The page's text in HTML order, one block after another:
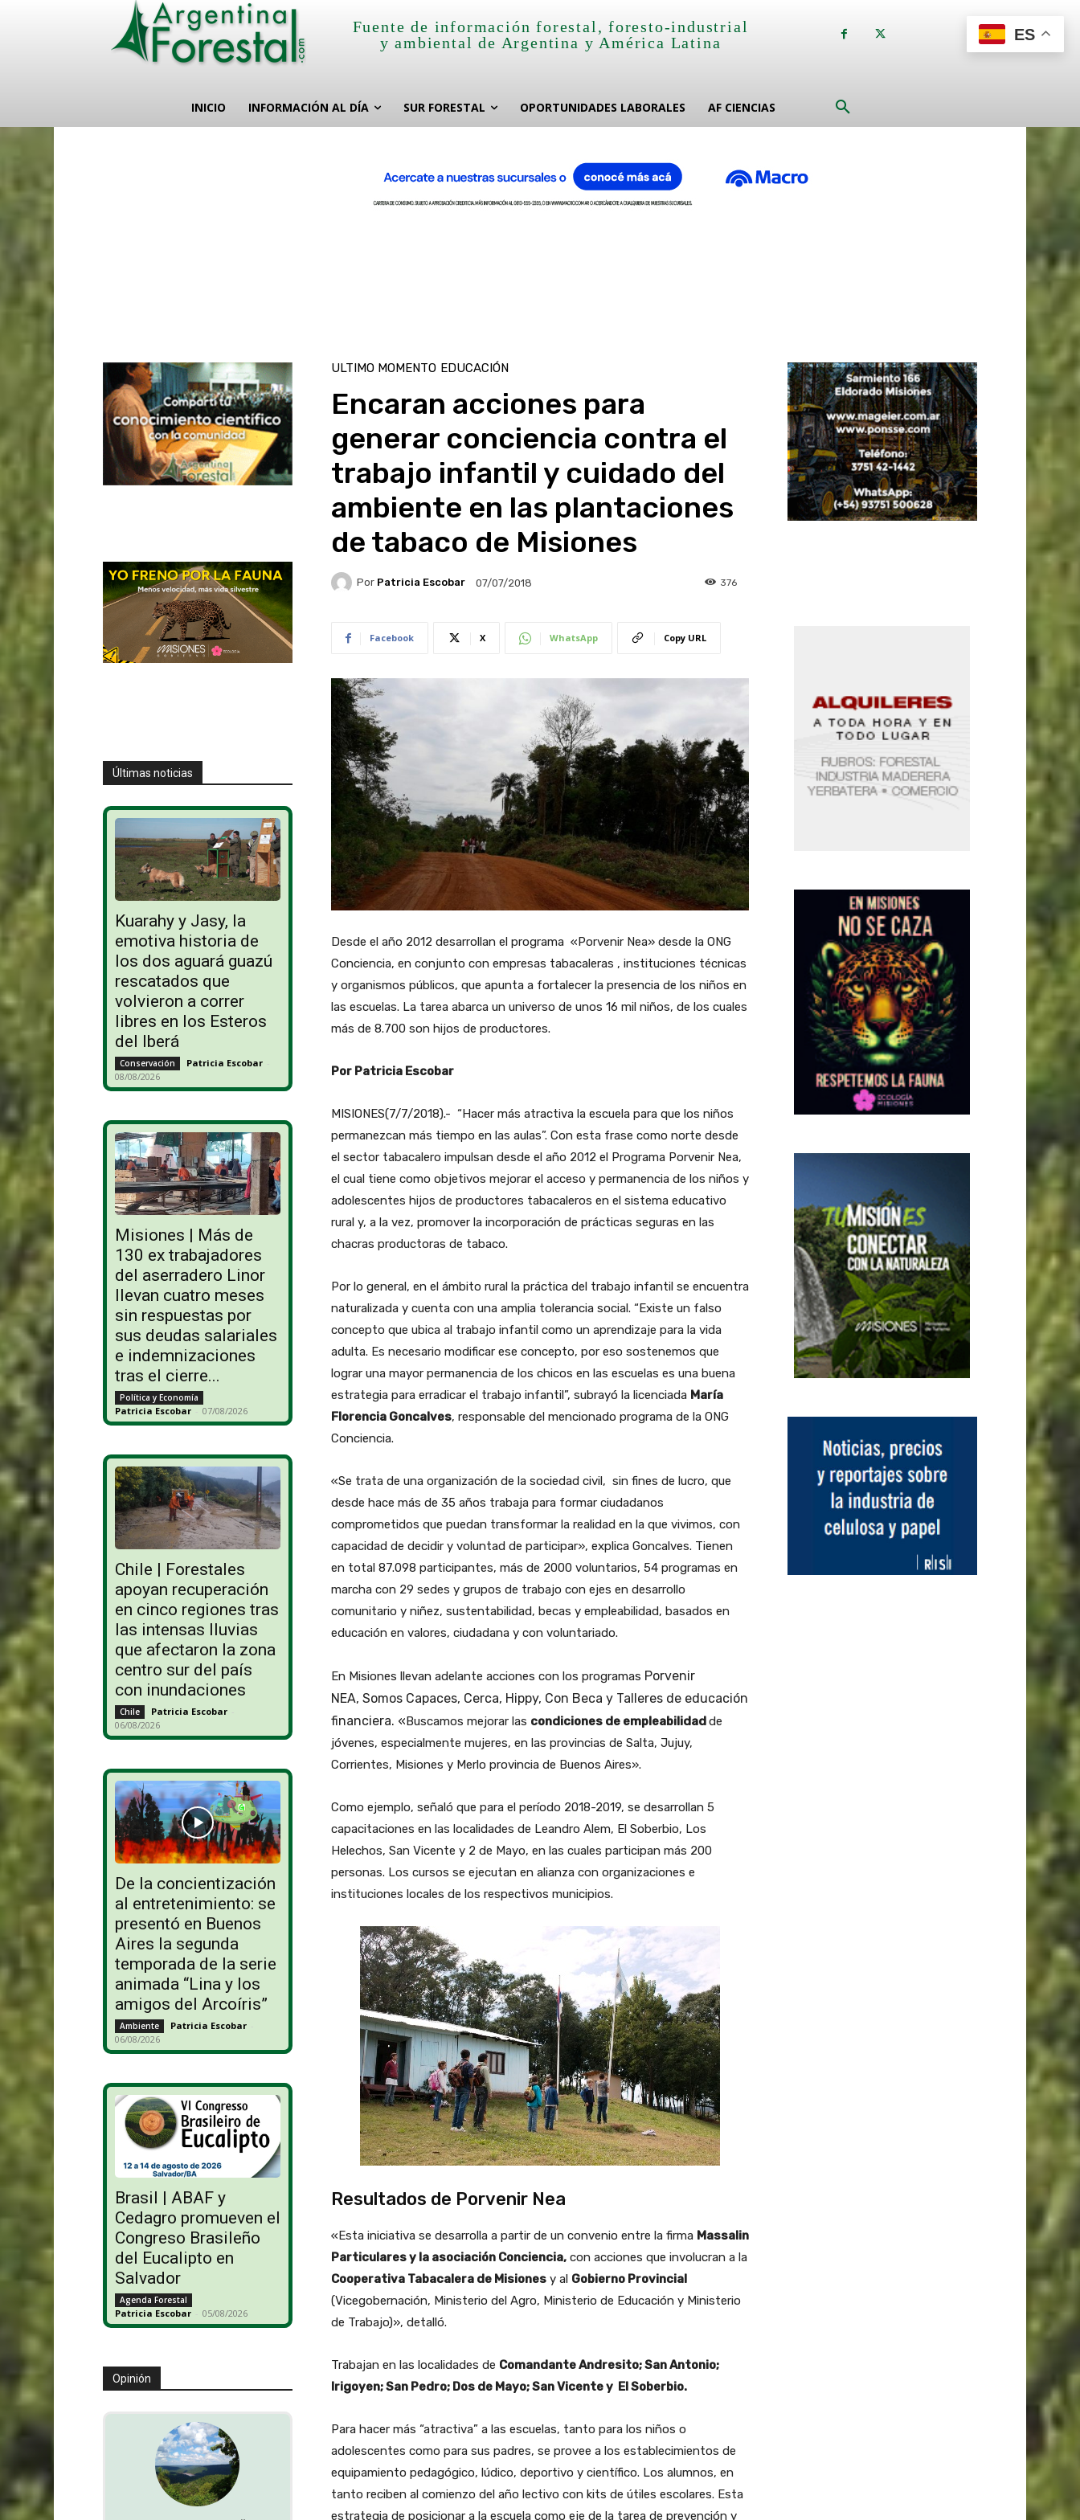
Fuente de información forestal, foresto-industrial
y ambiental de Argentina y América Latina
INICIO INFORMACIÓN AL DÍA SUR FORESTAL OPORTUNIDADES LABORALES AF CIENCIAS
Últimas noticias
Kuarahy y Jasy, la
emotiva historia de
los dos aguará guazú
rescatados que
volvieron a correr
libres en los Esteros
del Iberá
Conservación Patricia Escobar -
08/08/2026
Misiones | Más de
130 ex trabajadores
del aserradero Linor
llevan cuatro meses
sin respuestas por
sus deudas salariales
e indemnizaciones
tras el cierre...
Política y Economía
Patricia Escobar - 07/08/2026
Chile | Forestales
apoyan recuperación
en cinco regiones tras
las intensas lluvias
que afectaron la zona
centro sur del país
con inundaciones
Chile Patricia Escobar -
06/08/2026
De la concientización
al entretenimiento: se
presentó en Buenos
Aires la segunda
temporada de la serie
animada “Lina y los
amigos del Arcoíris”
Ambiente Patricia Escobar -
06/08/2026
Brasil | ABAF y
Cedagro promueven el
Congreso Brasileño
del Eucalipto en
Salvador
Agenda Forestal
Patricia Escobar - 05/08/2026
Opinión
ULTIMO MOMENTO EDUCACIÓN
Encaran acciones para
generar conciencia contra el
trabajo infantil y cuidado del
ambiente en las plantaciones
de tabaco de Misiones
Por Patricia Escobar 07/07/2018 376
Facebook X WhatsApp Copy URL
Desde el año 2012 desarrollan el programa «Porvenir Nea» desde la ONG
Conciencia, en conjunto con empresas tabacaleras , instituciones técnicas
y organismos públicos, que apunta a fortalecer la presencia de los niños en
las escuelas. La tarea abarca un universo de unos 16 mil niños, de los cuales
más de 8.700 son hijos de productores.
Por Patricia Escobar
MISIONES(7/7/2018).- “Hacer más atractiva la escuela para que los niños
permanezcan más tiempo en las aulas”. Con esta frase como norte desde
el sector tabacalero impulsan desde el año 2012 el Programa Porvenir Nea,
el cual tiene como objetivos mejorar el acceso y permanencia de los niños y
adolescentes hijos de productores tabacaleros en el sistema educativo
rural y, a la vez, promover la incorporación de prácticas seguras en las
chacras productoras de tabaco.
Por lo general, en el ámbito rural la práctica del trabajo infantil se encuentra
naturalizada y cuenta con una amplia tolerancia social. “Existe un falso
concepto que ubica al trabajo infantil como un aprendizaje para la vida
adulta. Es necesario modificar ese concepto, por eso sostenemos que
lograr una mayor permanencia de los chicos en las escuelas es una buena
estrategia para erradicar el trabajo infantil”, subrayó la licenciada María
Florencia Goncalves, responsable del mencionado programa de la ONG
Conciencia.
«Se trata de una organización de la sociedad civil, sin fines de lucro, que
desde hace más de 35 años trabaja para formar ciudadanos
comprometidos que puedan transformar la realidad en la que vivimos, con
capacidad de decidir y voluntad de participar», explica Goncalves. Tienen
en total 87.098 participantes, más de 2000 voluntarios, 54 programas en
marcha con 29 sedes y grupos de trabajo con ejes en desarrollo
comunitario y niñez, sustentabilidad, becas y empleabilidad, basados en
educación en valores, ciudadana y con voluntariado.
En Misiones llevan adelante acciones con los programas Porvenir
NEA, Somos Capaces, Cerca, Hippy, Con Beca y Talleres de educación
financiera. «Buscamos mejorar las condiciones de empleabilidadde
jóvenes, especialmente mujeres, en las provincias de Salta, Jujuy,
Corrientes, Misiones y Merlo provincia de Buenos Aires».
Como ejemplo, señaló que para el período 2018-2019, se desarrollan 5
capacitaciones en las localidades de Leandro Alem, El Soberbio, Los
Helechos, San Vicente y 2 de Mayo, en las cuales participan más 200
personas. Los cursos se ejecutan en alianza con organizaciones e
instituciones locales de los respectivos municipios.
Resultados de Porvenir Nea
«Esta iniciativa se desarrolla a partir de un convenio entre la firma Massalin
Particulares y la asociación Conciencia,con acciones que involucran a la
Cooperativa Tabacalera de Misionesy al Gobierno Provincial
(Vicegobernación, Ministerio del Agro, Ministerio de Educación y Ministerio
de Trabajo)», detalló.
Trabajan en las localidades de Comandante Andresito; San Antonio;
Irigoyen; San Pedro; Dos de Mayo; San Vicente y El Soberbio.
Para hacer más “atractiva” a las escuelas, tanto para los niños o
adolescentes como para sus padres, se provee a los establecimientos de
equipamiento pedagógico, lúdico, deportivo y científico. Los alumnos, en
tanto reciben al comienzo del año lectivo con kits de útiles escolares. Esta
estrategia de posicionar a la escuela como eje de la tarea de prevención y
ES